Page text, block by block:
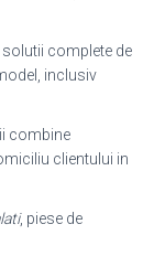
complete de
inclusiv
combine
clientului in
, piese de